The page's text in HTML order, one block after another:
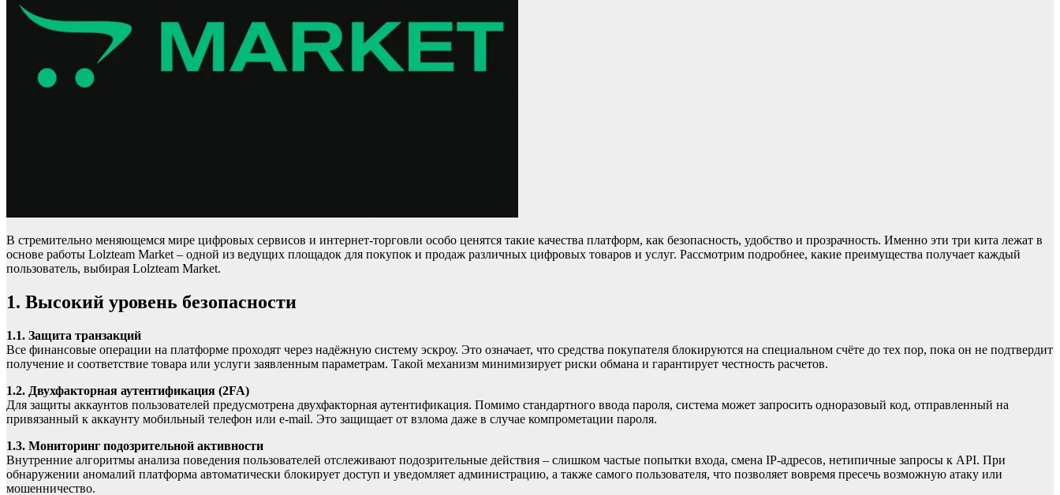
В стремительно меняющемся мире цифровых сервисов и интернет-торговли особо ценятся такие качества платформ, как безопасность, удобство и прозрачность. Именно эти три кита лежат в
основе работы Lolzteam Market – одной из ведущих площадок для покупок и продаж различных цифровых товаров и услуг. Рассмотрим подробнее, какие преимущества получает каждый
пользователь, выбирая Lolzteam Market.
1. Высокий уровень безопасности
1.1. Защита транзакций
Все финансовые операции на платформе проходят через надёжную систему эскроу. Это означает, что средства покупателя блокируются на специальном счёте до тех пор, пока он не подтвердит
получение и соответствие товара или услуги заявленным параметрам. Такой механизм минимизирует риски обмана и гарантирует честность расчетов.
1.2. Двухфакторная аутентификация (2FA)
Для защиты аккаунтов пользователей предусмотрена двухфакторная аутентификация. Помимо стандартного ввода пароля, система может запросить одноразовый код, отправленный на
привязанный к аккаунту мобильный телефон или e-mail. Это защищает от взлома даже в случае компрометации пароля.
1.3. Мониторинг подозрительной активности
Внутренние алгоритмы анализа поведения пользователей отслеживают подозрительные действия – слишком частые попытки входа, смена IP-адресов, нетипичные запросы к API. При
обнаружении аномалий платформа автоматически блокирует доступ и уведомляет администрацию, а также самого пользователя, что позволяет вовремя пресечь возможную атаку или
мошенничество.